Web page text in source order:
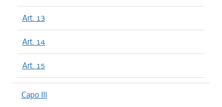
Art. 13
Art. 14
Art. 15
Capo III